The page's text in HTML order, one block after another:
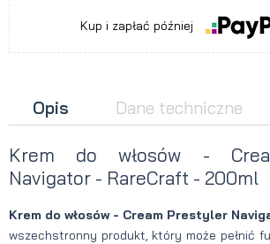
Kup i zapłać później
Opis Dane techniczne
Krem do włosów -
Navigator - RareCraft - 200ml
Krem do włosów - Cream Prestyler
wszechstronny produkt, który może pełnić